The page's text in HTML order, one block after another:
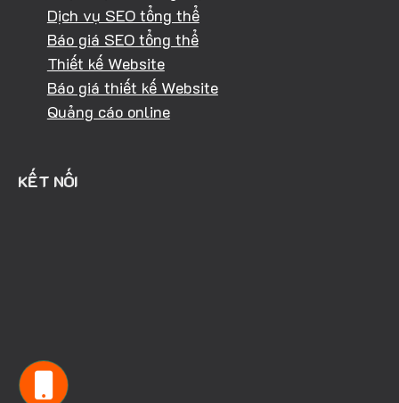
Dịch vụ SEO tổng thể
Báo giá SEO tổng thể
Thiết kế Website
Báo giá thiết kế Website
Quảng cáo online
KẾT NỐI
HOTLINE: 0981.040.368
KINH DOANH: 094.303.4334